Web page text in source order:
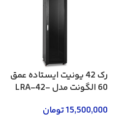
رک 42 یونیت ایستاده عمق
60 الگونت مدل LRA-42-
15,500,000تومان